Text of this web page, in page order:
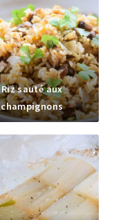
Riz sauté aux
champignons